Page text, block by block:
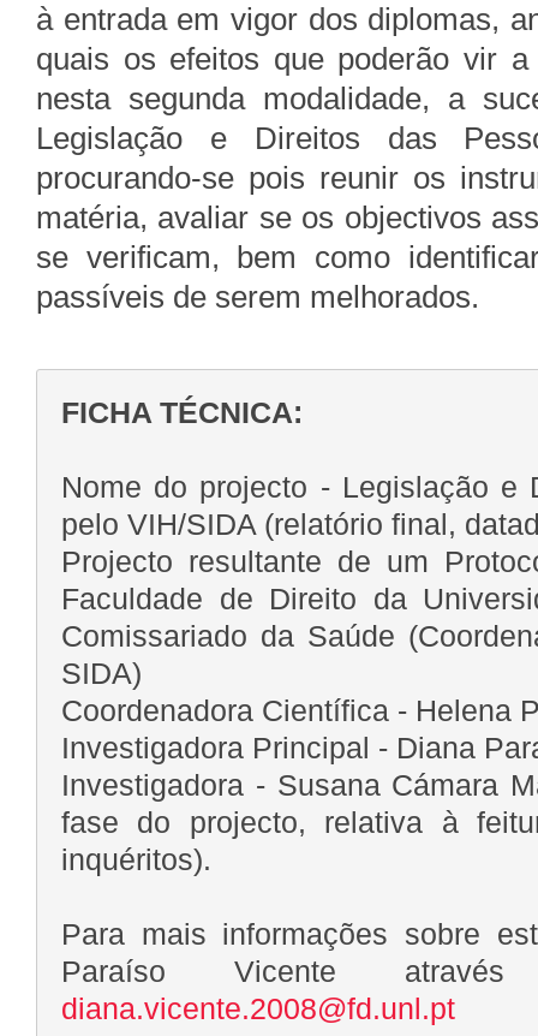
à entrada em vigor dos diplomas,
quais os efeitos que poderão vir
nesta segunda modalidade, a
Legislação e Direitos das
procurando-se pois reunir os
matéria, avaliar se os objectivos
se verificam, bem como
passíveis de serem melhorados.
FICHA TÉCNICA:
Nome do projecto - Legislação e
pelo VIH/SIDA (relatório final,
Projecto resultante de um
Faculdade de Direito da
Comissariado da Saúde
SIDA)
Coordenadora Científica - Helena
Investigadora Principal - Diana
Investigadora - Susana Cámara
fase do projecto, relativa à
inquéritos).
Para mais informações sobre
Paraíso Vicente
diana.vicente.2008@fd.unl.pt